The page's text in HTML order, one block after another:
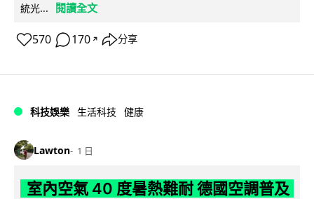
統光...
閱讀全文
570 170 ↗ 分享
科技娛樂 生活科技 健康
Lawton 1 日
室內空氣 40 度暑熱難耐 德國空調普及